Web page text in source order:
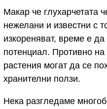
Макар че глухарчетата
нежелани и известни с
изкореняват, време е
потенциал. Противно на
растения могат да се
хранителни ползи.
Нека разгледаме